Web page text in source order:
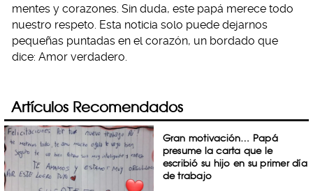
mentes y corazones. Sin duda, este papá merece todo
nuestro respeto. Esta noticia solo puede dejarnos
pequeñas puntadas en el corazón, un bordado que
dice: Amor verdadero.
Artículos Recomendados
Gran motivación… Papá
presume la carta que le
escribió su hijo en su primer día
de trabajo